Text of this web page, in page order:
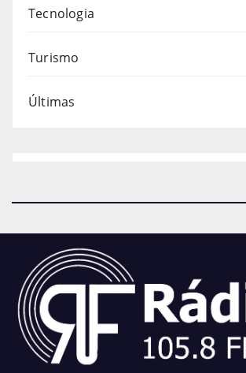
Tecnologia
Turismo
Últimas